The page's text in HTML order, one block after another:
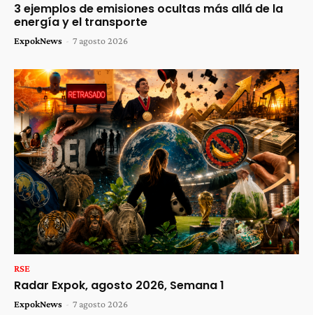
3 ejemplos de emisiones ocultas más allá de la
energía y el transporte
ExpokNews - 7 agosto 2026
RSE
Radar Expok, agosto 2026, Semana 1
ExpokNews - 7 agosto 2026